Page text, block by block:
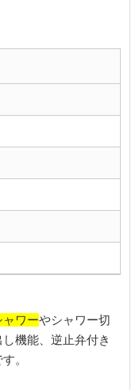
ャワーやシャワー切
機能、逆止弁付き
。